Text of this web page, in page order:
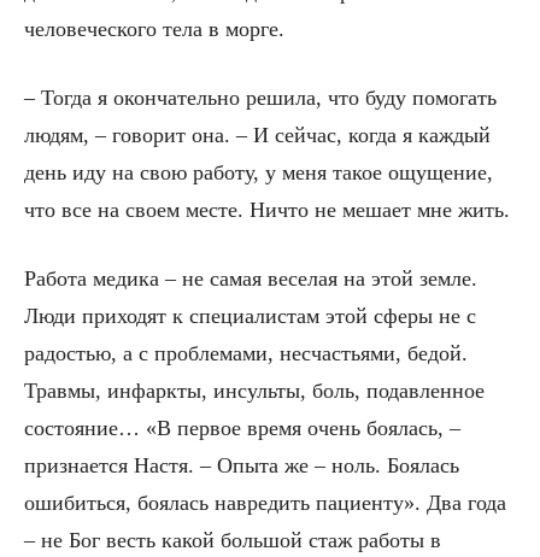
человеческого тела в морге.
– Тогда я окончательно решила, что буду помогать
людям, – говорит она. – И сейчас, когда я каждый
день иду на свою работу, у меня такое ощущение,
что все на своем месте. Ничто не мешает мне жить.
Работа медика – не самая веселая на этой земле.
Люди приходят к специалистам этой сферы не с
радостью, а с проблемами, несчастьями, бедой.
Травмы, инфаркты, инсульты, боль, подавленное
состояние… «В первое время очень боялась, –
признается Настя. – Опыта же – ноль. Боялась
ошибиться, боялась навредить пациенту». Два года
– не Бог весть какой большой стаж работы в